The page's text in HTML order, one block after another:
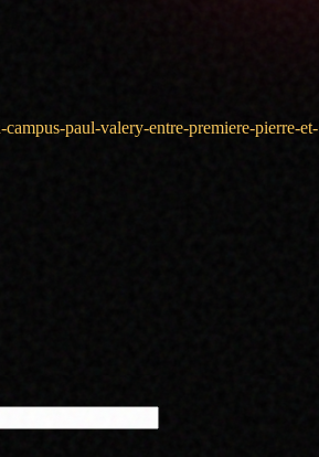
paul-valery-entre-premiere-pierre-et-